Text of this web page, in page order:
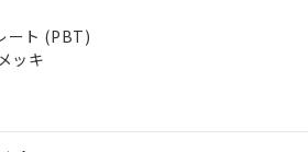
ート (PBT)
ッキ